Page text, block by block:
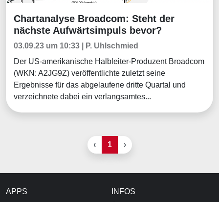
Chartanalysen
Chartanalyse Broadcom: Steht der
nächste Aufwärtsimpuls bevor?
03.09.23 um 10:33 | P. Uhlschmied
Der US-amerikanische Halbleiter-Produzent Broadcom
(WKN: A2JG9Z) veröffentlichte zuletzt seine
Ergebnisse für das abgelaufene dritte Quartal und
verzeichnete dabei ein verlangsamtes...
‹ 1 ›
APPS
INFOS